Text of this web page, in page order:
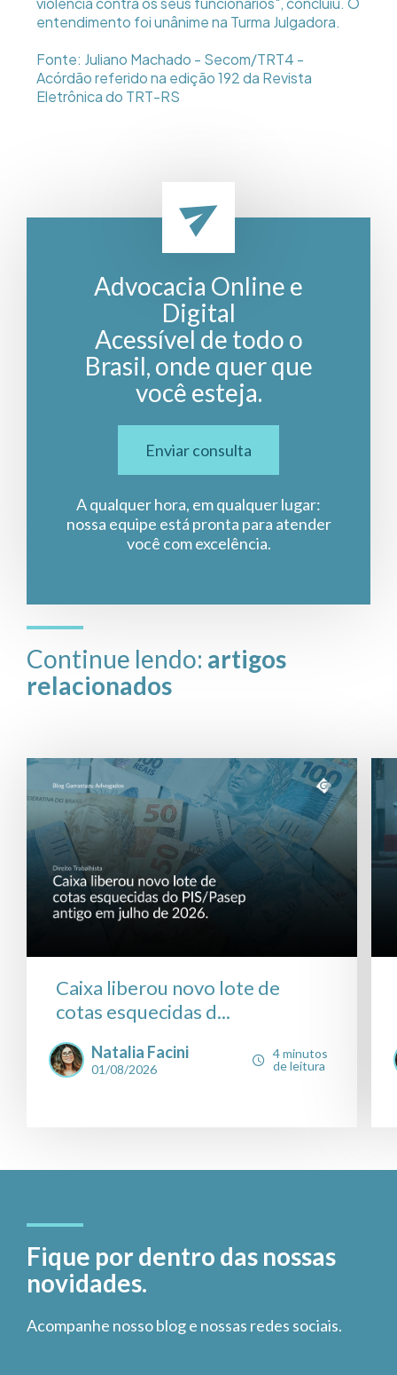
entendimento foi unânime na Turma Julgadora.
Fonte: Juliano Machado - Secom/TRT4 -
Acórdão referido na edição 192 da Revista
Eletrônica do TRT-RS
Advocacia Online e
Digital
Acessível de todo o
Brasil, onde quer que
você esteja.
Enviar consulta
A qualquer hora, em qualquer lugar:
nossa equipe está pronta para atender
você com excelência.
Continue lendo: artigos
relacionados
Caixa liberou novo lote de
cotas esquecidas d...
Natalia Facini
01/08/2026
4 minutos
de leitura
Fique por dentro das nossas
novidades.
Acompanhe nosso blog e nossas redes sociais.